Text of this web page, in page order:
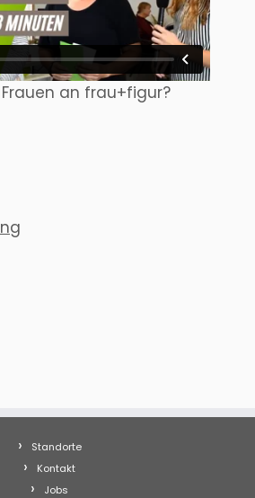
an frau+figur?
Standorte
Kontakt
Jobs